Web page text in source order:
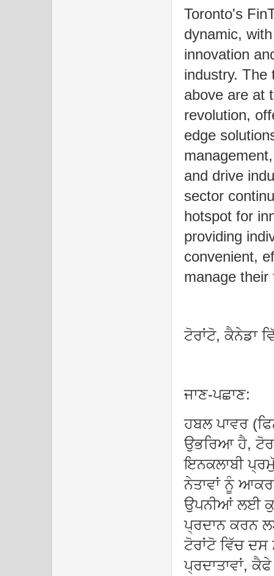
Toronto's
dynamic,
innovation
industry. The
above are at
revolution,
edge
and drive
sector
hotspot for
providing
convenient,
manage their
ਟੋਰਾਂਟੋ, ਕੈਨੇਡਾ
ਜਾਣ-ਪਛਾਣ:
ਹਬਲ ਪਾਵਰ
ਉਭਰਿਆ ਹੈ,
ਇਨਕਲਾਬੀ
ਨੇਤਾਵਾਂ ਨੂੰ
ਉਪਨੀਆਂ ਲਈ
ਪ੍ਰਦਾਨ ਕਰਨ
ਟੋਰਾਂਟੋ ਵਿੱਚ
ਪ੍ਰਦਾਤਾਵਾਂ,